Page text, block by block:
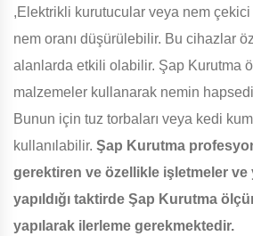
,Elektrikli kurutucular veya nem
nem oranı düşürülebilir. Bu cihazlar
alanlarda etkili olabilir. Şap Kurutma
malzemeler kullanarak nemin
Bunun için tuz torbaları veya kedi
kullanılabilir. Şap Kurutma
gerektiren ve özellikle işletmeler ve
yapıldığı taktirde Şap Kurutma
yapılarak ilerleme gerekmektedir.